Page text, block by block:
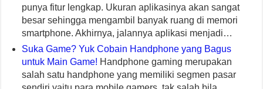
punya fitur lengkap. Ukuran aplikasinya akan sangat
besar sehingga mengambil banyak ruang di memori
smartphone. Akhirnya, jalannya aplikasi menjadi…
Suka Game? Yuk Cobain Handphone yang Bagus
untuk Main Game! Handphone gaming merupakan
salah satu handphone yang memiliki segmen pasar